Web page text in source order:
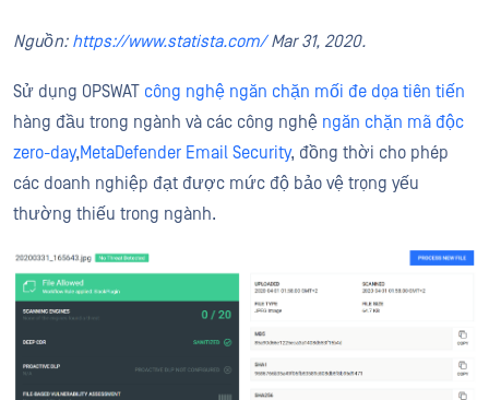
Nguồn: https://www.statista.com/Mar 31, 2020.
Sử dụng OPSWAT công nghệ ngăn chặn mối đe dọa tiên tiến
hàng đầu trong ngành và các công nghệ ngăn chặn mã độc
zero-day,MetaDefender Email Security, đồng thời cho phép
các doanh nghiệp đạt được mức độ bảo vệ trọng yếu
thường thiếu trong ngành.